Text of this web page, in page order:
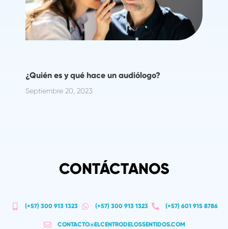
¿Quién es y qué hace un audiólogo?
Septiembre 20, 2023
CONTÁCTANOS
(+57) 300 913 1323 (+57) 300 913 1323 (+57) 601 915 8786
CONTACTO@ELCENTRODELOSSENTIDOS.COM